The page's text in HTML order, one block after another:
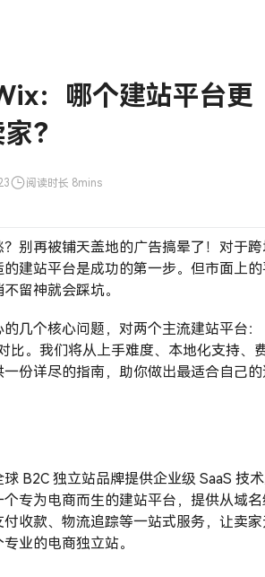
：哪个建站平台更
？
阅读时长 8mins
别再被铺天盖地的广告搞晕了！对于
建站平台是成功的第一步。但市面上
留神就会踩坑。
几个核心问题，对两个主流建站平台：
比。我们将从上手难度、本地化支持、
份详尽的指南，助你做出最适合自己
B2C 独立站品牌提供企业级 SaaS 技
专为电商而生的建站平台，提供从域名
收款、物流追踪等一站式服务，让卖家
业的电商独立站。